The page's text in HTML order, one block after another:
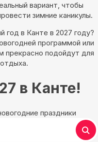
вариант, чтобы
зимние каникулы.
год в Канте в 2027 году?
программой или
подойдут для
в Канте!
праздники